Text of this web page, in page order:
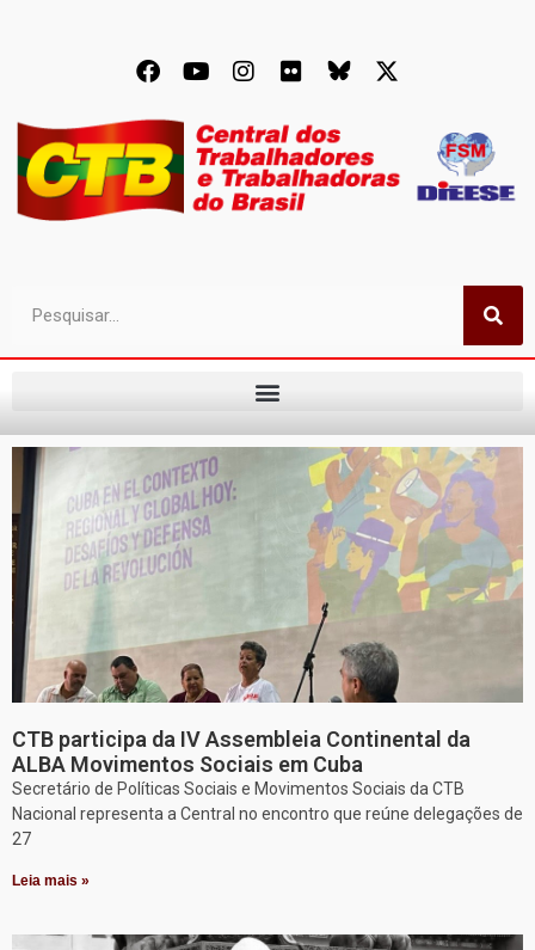
CTB participa da IV Assembleia Continental da
ALBA Movimentos Sociais em Cuba
Secretário de Políticas Sociais e Movimentos Sociais da CTB
Nacional representa a Central no encontro que reúne delegações de
27
Leia mais »